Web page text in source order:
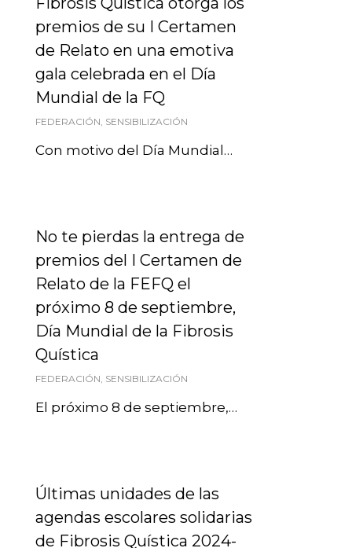
premios de su I Certamen
de Relato en una emotiva
gala celebrada en el Día
Mundial de la FQ
FEDERACIÓN, SENSIBILIZACIÓN
Con motivo del Día Mundial…
No te pierdas la entrega de
premios del I Certamen de
Relato de la FEFQ el
próximo 8 de septiembre,
Día Mundial de la Fibrosis
Quística
FEDERACIÓN, SENSIBILIZACIÓN
El próximo 8 de septiembre,…
Últimas unidades de las
agendas escolares solidarias
de Fibrosis Quística 2024-